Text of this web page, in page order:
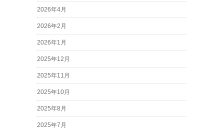
2026年4月
2026年2月
2026年1月
2025年12月
2025年11月
2025年10月
2025年8月
2025年7月